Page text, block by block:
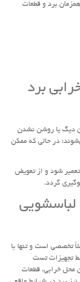
برد و قطعات
برد
دیگ یا روشن نشدن
در حالی که ممکن
شود و از تعویض
گردد.
لباسشویی
تخصصی است و تنها با
تجهیزات تست
خرابی، قطعات